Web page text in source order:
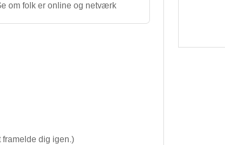
om folk er online og netværk
framelde dig igen.)